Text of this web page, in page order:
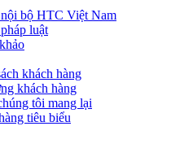
bộ HTC Việt Nam
luật
khách hàng
khách hàng
tôi mang lại
tiêu biểu